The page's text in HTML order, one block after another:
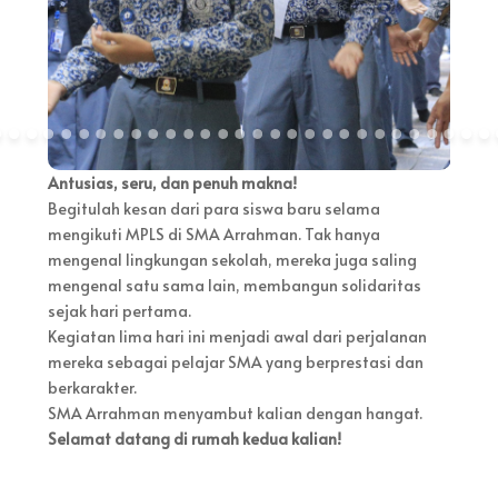
Antusias, seru, dan penuh makna!
Begitulah kesan dari para siswa baru selama
mengikuti MPLS di SMA Arrahman. Tak hanya
mengenal lingkungan sekolah, mereka juga saling
mengenal satu sama lain, membangun solidaritas
sejak hari pertama.
Kegiatan lima hari ini menjadi awal dari perjalanan
mereka sebagai pelajar SMA yang berprestasi dan
berkarakter.
SMA Arrahman menyambut kalian dengan hangat.
Selamat datang di rumah kedua kalian!